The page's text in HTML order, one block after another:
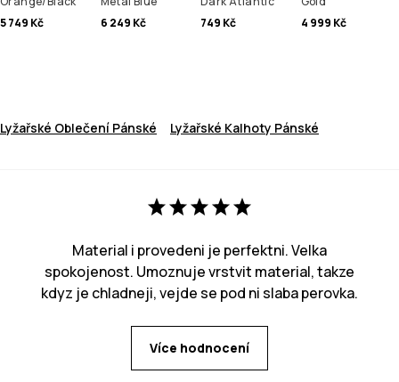
5 749 Kč
6 249 Kč
749 Kč
4 999 Kč
Lyžařské Oblečení Pánské Lyžařské Kalhoty Pánské
Material i provedeni je perfektni. Velka
spokojenost. Umoznuje vrstvit material, takze
kdyz je chladneji, vejde se pod ni slaba perovka.
Více hodnocení